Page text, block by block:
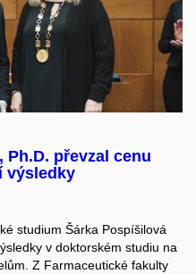
Ph.D. převzal cenu
výsledky
studium Šárka Pospíšilová
v doktorském studiu na
Z Farmaceutické fakulty